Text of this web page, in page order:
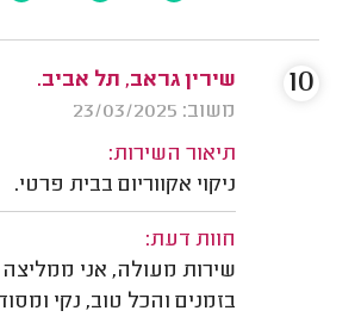
שירין גראב, תל אביב.
משוב: 23/03/2025
תיאור השירות:
ניקוי אקווריום בבית פרטי.
חוות דעת:
שירות מעולה, אני ממליצה
בזמנים והכל טוב, נקי
10